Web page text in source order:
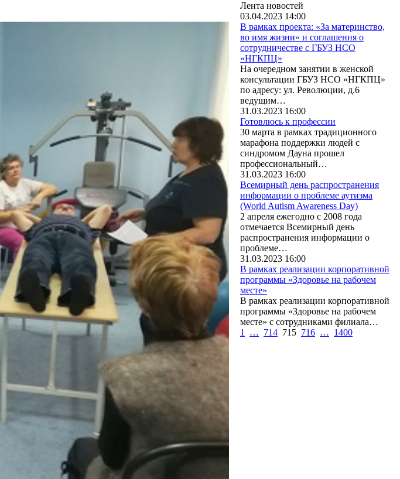
Лента новостей
03.04.2023 14:00
В рамках проекта: «За материнство,
во имя жизни» и соглашения о
сотрудничестве с ГБУЗ НСО
«НГКПЦ»
На очередном занятии в женской
консультации ГБУЗ НСО «НГКПЦ»
по адресу: ул. Революции, д.6
ведущим…
31.03.2023 16:00
Готовлюсь к профессии
30 марта в рамках традиционного
марафона поддержки людей с
синдромом Дауна прошел
профессиональный…
31.03.2023 16:00
Всемирный день распространения
информации о проблеме аутизма
(World Autism Awareness Day)
2 апреля ежегодно с 2008 года
отмечается Всемирный день
распространения информации о
проблеме…
31.03.2023 16:00
В рамках реализации корпоративной
программы «Здоровье на рабочем
месте»
В рамках реализации корпоративной
программы «Здоровье на рабочем
месте» с сотрудниками филиала…
1
… 714 715 716 … 1400